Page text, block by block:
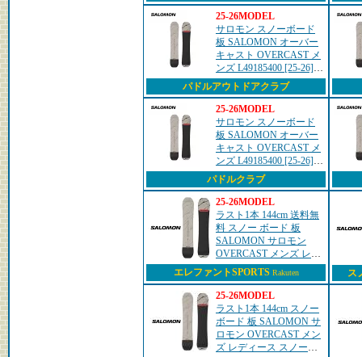
25-26MODEL
サロモン スノーボード
板 SALOMON オーバー
キャスト OVERCAST メ
ンズ L49185400 [25-26]
[2026]
パドルアウトドアクラブ
25-26MODEL
サロモン スノーボード
板 SALOMON オーバー
キャスト OVERCAST メ
ンズ L49185400 [25-26]
[2026]
パドルクラブ
25-26MODEL
ラスト1本 144cm 送料無
料 スノー ボード 板
SALOMON サロモン
OVERCAST メンズ レデ
ィース スノーボード ス
ノボ フリーライディン
グ 144 2025-202...
エレファントSPORTS Rakuten
ス
25-26MODEL
ラスト1本 144cm スノー
ボード 板 SALOMON サ
ロモン OVERCAST メン
ズ レディース スノーボ